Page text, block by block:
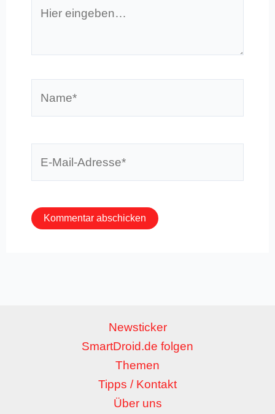
eingeben…
Newsticker
SmartDroid.de folgen
Themen
Tipps / Kontakt
Über uns